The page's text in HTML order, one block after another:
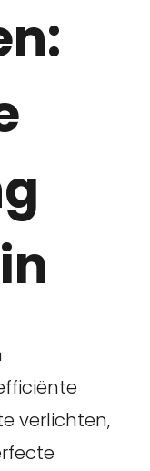
verlichten,